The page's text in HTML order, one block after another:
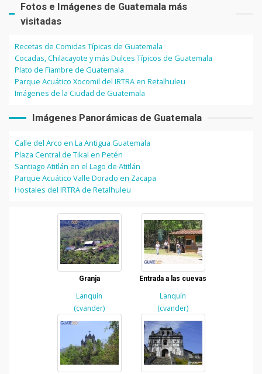
Fotos e Imágenes de Guatemala más
visitadas
Recetas de Comidas Típicas de Guatemala
Cocadas, Chilacayote y más Dulces Típicos de Guatemala
Plato de Fiambre de Guatemala
Parque Acuático Xocomil del IRTRA en Retalhuleu
Imágenes de la Ciudad de Guatemala
Imágenes Panorámicas de Guatemala
Calle del Arco en La Antigua Guatemala
Plaza Central de Tikal en Petén
Santiago Atitlán en el Lago de Atitlán
Parque Acuático Valle Dorado en Zacapa
Hostales del IRTRA de Retalhuleu
Granja
Lanquín
(cvander)
Entrada a las cuevas
Lanquín
(cvander)